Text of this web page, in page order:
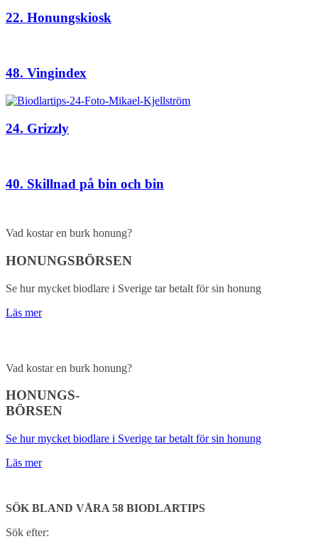
22. Honungskiosk
48. Vingindex
24. Grizzly
40. Skillnad på bin och bin
Vad kostar en burk honung?
HONUNGSBÖRSEN
Se hur mycket biodlare i Sverige tar betalt för sin honung
Läs mer
Vad kostar en burk honung?
HONUNGS-
BÖRSEN
Se hur mycket biodlare i Sverige tar betalt för sin honung
Läs mer
SÖK BLAND VÅRA 58 BIODLARTIPS
Sök efter: